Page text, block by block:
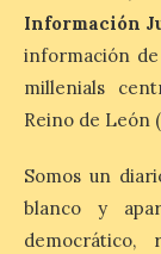
personas
comunidades
Segovia
para un
motivo
Información
información
millenials
Reino de León
Somos un
blanco y
democrático,